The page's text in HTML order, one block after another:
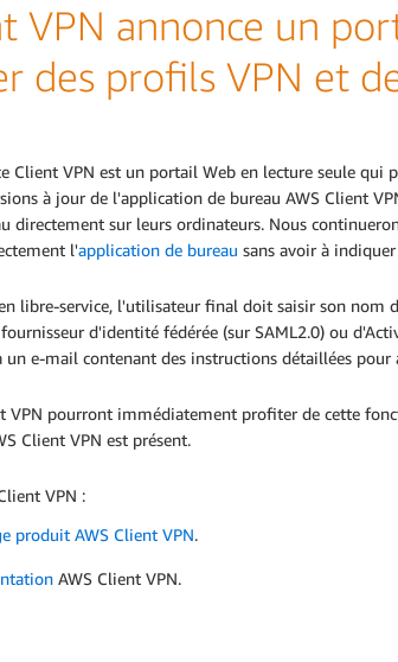
VPN annonce un
des profils VPN et
Client VPN est un portail Web en lecture seule
à jour de l'application de bureau AWS Client
directement sur leurs ordinateurs. Nous
l'application de bureau sans avoir à
libre-service, l'utilisateur final doit saisir son
d'identité fédérée (sur SAML2.0) ou
un e-mail contenant des instructions détaillées pour
VPN pourront immédiatement profiter de cette
Client VPN est présent.
VPN :
produit AWS Client VPN.
AWS Client VPN.